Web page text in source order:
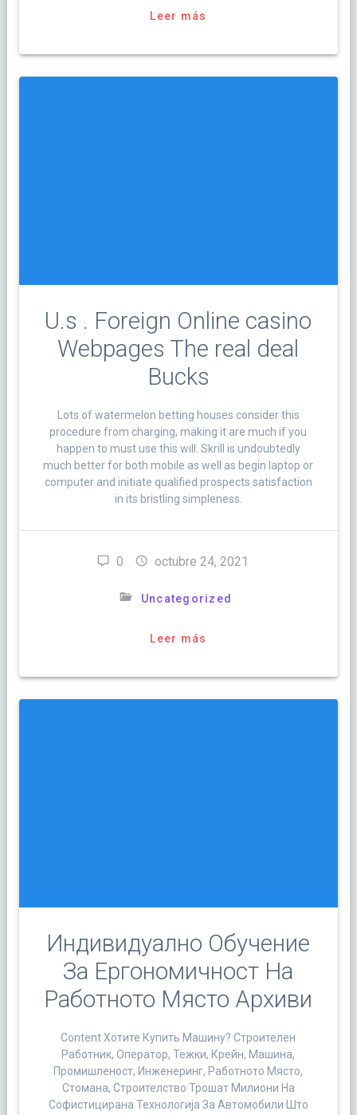
Leer más
U.s . Foreign Online casino
Webpages The real deal
Bucks
Lots of watermelon betting houses consider this
procedure from charging, making it are much if you
happen to must use this will. Skrill is undoubtedly
much better for both mobile as well as begin laptop or
computer and initiate qualified prospects satisfaction
in its bristling simpleness.
0 octubre 24, 2021
Uncategorized
Leer más
Индивидуално Обучение
За Ергономичност На
Работното Място Архиви
Content Хотите Купить Машину? Строителен
Работник, Оператор, Тежки, Крейн, Машина,
Промишленост, Инженеринг, Работното Място,
Стомана, Строителство Трошат Милиони На
Софистицирана Технологија За Автомобили Што